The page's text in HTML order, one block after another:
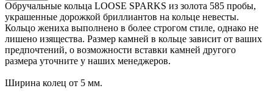
Обручальные кольца LOOSE SPARKS из золота 585 пробы,
украшенные дорожкой бриллиантов на кольце невесты.
Кольцо жениха выполнено в более строгом стиле, однако не
лишено изящества. Размер камней в кольце зависит от ваших
предпочтений, о возможности вставки камней другого
размера уточните у наших менеджеров.
Ширина колец от 5 мм.